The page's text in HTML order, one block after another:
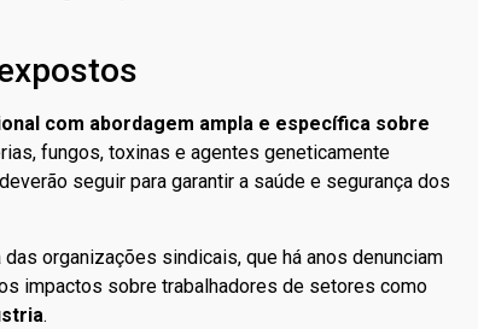
com abordagem ampla e específica sobre
fungos, toxinas e agentes geneticamente
seguir para garantir a saúde e segurança dos
organizações sindicais, que há anos denunciam
impactos sobre trabalhadores de setores como
.